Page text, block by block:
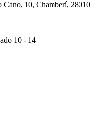
Cano, 10, Chamberí, 28010
10 - 14